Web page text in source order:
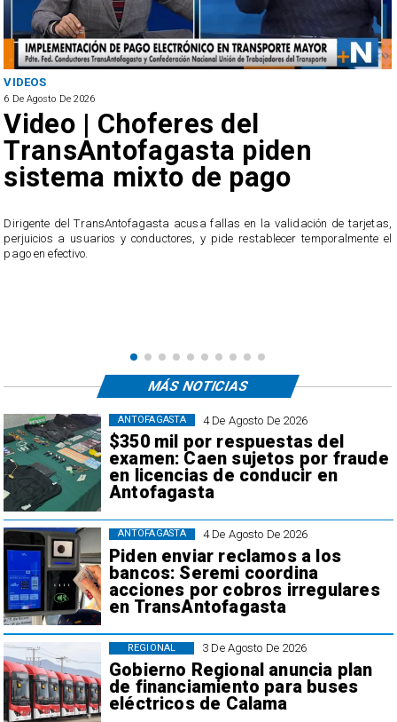
VIDEOS
6 De Agosto De 2026
Video | Choferes del
TransAntofagasta piden
sistema mixto de pago
​Dirigente del TransAntofagasta acusa fallas en la validación de tarjetas,
perjuicios a usuarios y conductores, y pide restablecer temporalmente el
pago en efectivo.
4 De Agosto De 2026
$350 mil por respuestas del
examen: Caen sujetos por fraude
en licencias de conducir en
Antofagasta
ANTOFAGASTA
4 De Agosto De 2026
Piden enviar reclamos a los
bancos: Seremi coordina
acciones por cobros irregulares
en TransAntofagasta
ANTOFAGASTA
3 De Agosto De 2026
Gobierno Regional anuncia plan
de financiamiento para buses
eléctricos de Calama
REGIONAL
MÁS NOTICIAS